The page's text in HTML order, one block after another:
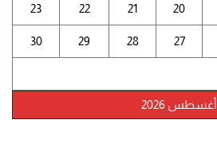
أغسطس 2026
20
21
22
23
27
28
29
30